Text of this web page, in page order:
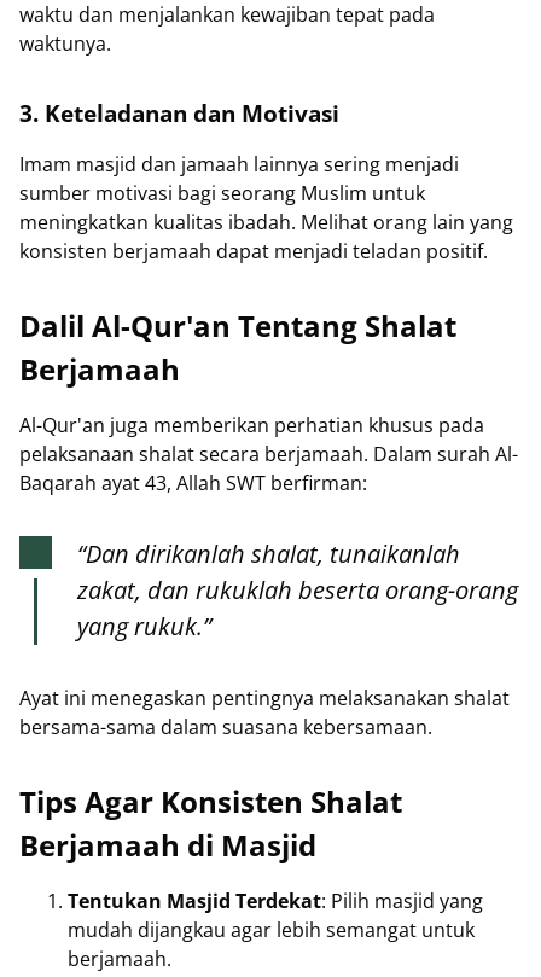
waktu dan menjalankan kewajiban tepat pada
waktunya.
3. Keteladanan dan Motivasi
Imam masjid dan jamaah lainnya sering menjadi
sumber motivasi bagi seorang Muslim untuk
meningkatkan kualitas ibadah. Melihat orang lain yang
konsisten berjamaah dapat menjadi teladan positif.
Dalil Al-Qur'an Tentang Shalat
Berjamaah
Al-Qur'an juga memberikan perhatian khusus pada
pelaksanaan shalat secara berjamaah. Dalam surah Al-
Baqarah ayat 43, Allah SWT berfirman:
“Dan dirikanlah shalat, tunaikanlah
zakat, dan rukuklah beserta orang-orang
yang rukuk.”
Ayat ini menegaskan pentingnya melaksanakan shalat
bersama-sama dalam suasana kebersamaan.
Tips Agar Konsisten Shalat
Berjamaah di Masjid
Tentukan Masjid Terdekat: Pilih masjid yang
mudah dijangkau agar lebih semangat untuk
berjamaah.